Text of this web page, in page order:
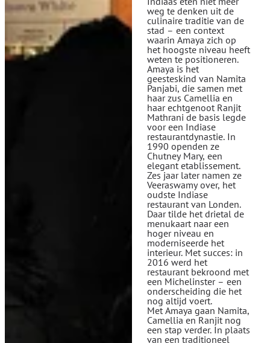
weg te denken uit de
culinaire traditie van de
stad – een context
waarin Amaya zich op
het hoogste niveau heeft
weten te positioneren.
Amaya is het
geesteskind van Namita
Panjabi, die samen met
haar zus Camellia en
haar echtgenoot Ranjit
Mathrani de basis legde
voor een Indiase
restaurantdynastie. In
1990 openden ze
Chutney Mary, een
elegant etablissement.
Zes jaar later namen ze
Veeraswamy over, het
oudste Indiase
restaurant van Londen.
Daar tilde het drietal de
menukaart naar een
hoger niveau en
moderniseerde het
interieur. Met succes: in
2016 werd het
restaurant bekroond met
een Michelinster – een
onderscheiding die het
nog altijd voert.
Met Amaya gaan Namita,
Camellia en Ranjit nog
een stap verder. In plaats
van een traditioneel